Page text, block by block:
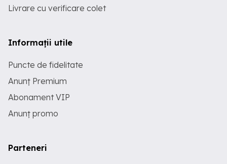
Livrare cu verificare colet
Informații utile
Puncte de fidelitate
Anunț Premium
Abonament VIP
Anunț promo
Parteneri